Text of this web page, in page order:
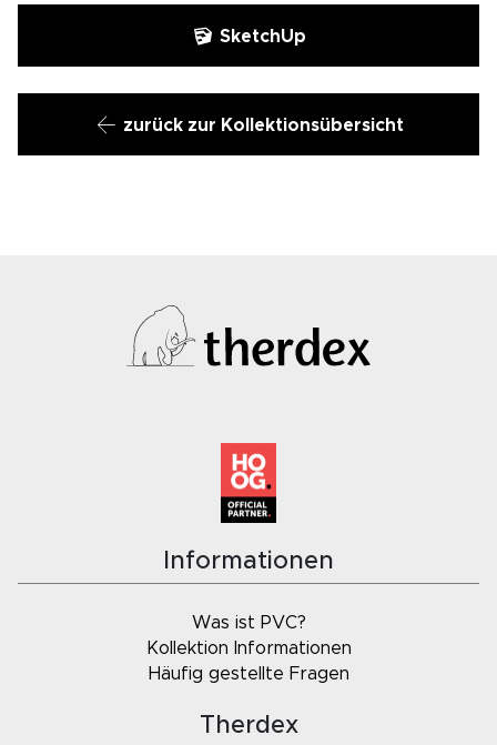
zurück zur Kollektionsübersicht
SketchUp
Informationen
Was ist PVC?
Kollektion Informationen
Häufig gestellte Fragen
Therdex